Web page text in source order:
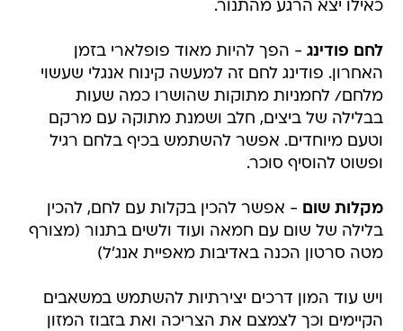
כאילו יצא הרגע מהתנור.
לחם פודינג - הפך להיות מאוד פופלארי בזמן
האחרון. פודינג לחם זה למעשה קינוח אנגלי שעשוי
מלחם/ לחמניות מתוקות שהושרו כמה שעות
בבלילה של ביצים, חלב ושמנת מתוקה עם מרקם
וטעם מיוחדים. אפשר להשתמש בכיף בלחם רגיל
ופשוט להוסיף סוכר.
מקלות שום - אפשר להכין בקלות עם לחם, להכין
בלילה של שום עם חמאה ועוד ולשים בתנור (מצורף
מטה סרטון הכנה באדיבות מאפיית אנג'ל)
ויש עוד המון דרכים יצירתיות להשתמש במשאבים
הקיימים וכך לצמצם את הצריכה ואת בזבוז המזון